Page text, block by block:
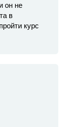
он не
в
курс